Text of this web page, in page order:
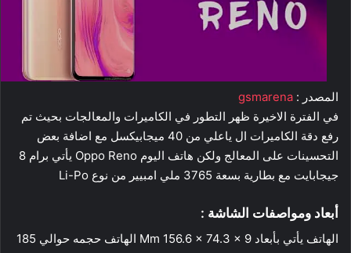
المصدر : gsmarena
في الفترة الاخيرة ظهر التطور في الكاميرات والمعالجات بحيث تم
رفع دقة الكاميرات ال ياعلي من 40 ميجابيكسل مع اضافة بعض
التحسينات على المعالج ولكن هاتف اليوم Oppo Reno يأتي برام 8
جيجابايت مع بطارية بسعة 3765 ملي امبيير من نوع Li-Po
أبعاد ومواصفات الشاشة :
الهاتف يأتي بأبعاد Mm 156.6 x 74.3 x 9 الهاتف حجمه حوالي 185